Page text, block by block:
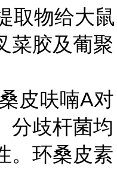
取物给大鼠
菜胶及葡聚
皮呋喃A对
分歧杆菌均
。环桑皮素